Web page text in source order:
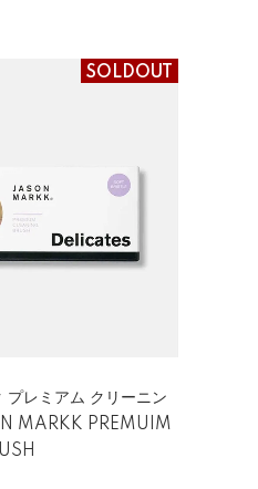
SOLDOUT
プレミアム クリーニン
MARKK PREMUIM